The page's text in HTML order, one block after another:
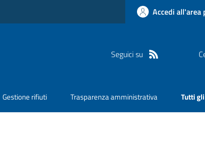
Accedi all'area
Seguici su
Gestione rifiuti Trasparenza amministrativa Tutti